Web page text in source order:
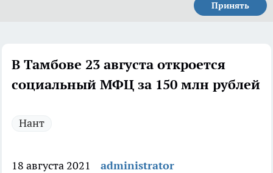
Принять
В Тамбове 23 августа откроется
социальный МФЦ за 150 млн рублей
Нант
18 августа 2021 administrator